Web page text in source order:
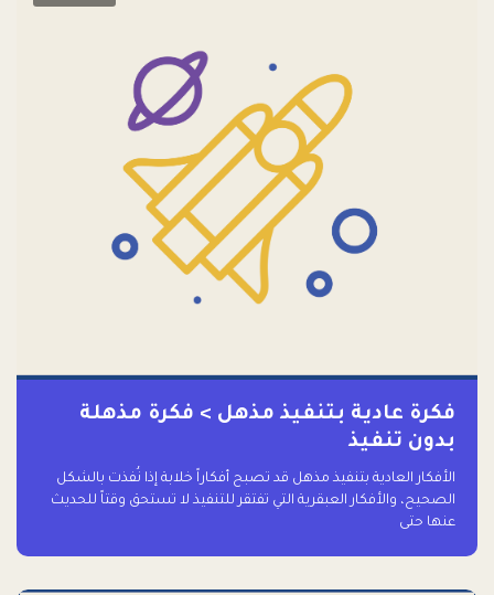
فكرة عادية بتنفيذ مذهل > فكرة مذهلة
بدون تنفيذ
الأفكار العادية بتنفيذ مذهل قد تصبح أفكاراً خلابة إذا نُفذت بالشكل
الصحيح، والأفكار العبقرية التي تفتقر للتنفيذ لا تستحق وقتاً للحديث
عنها حتى